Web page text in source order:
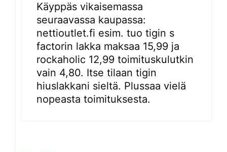
Käyppäs vikaisemassa
seuraavassa kaupassa:
nettioutlet.fi esim. tuo tigin s
factorin lakka maksaa 15,99 ja
rockaholic 12,99 toimituskulutkin
vain 4,80. Itse tilaan tigin
hiuslakkani sieltä. Plussaa vielä
nopeasta toimituksesta.